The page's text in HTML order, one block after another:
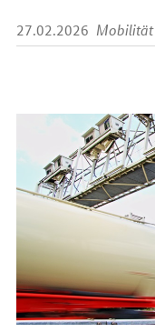
27.02.2026 Mobilität
Internet